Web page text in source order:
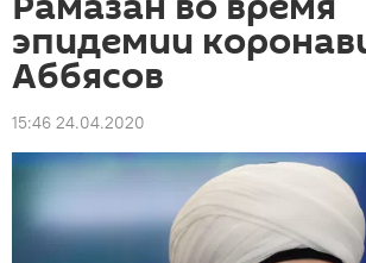
эпидемии
Аббясов
15:46 24.04.2020